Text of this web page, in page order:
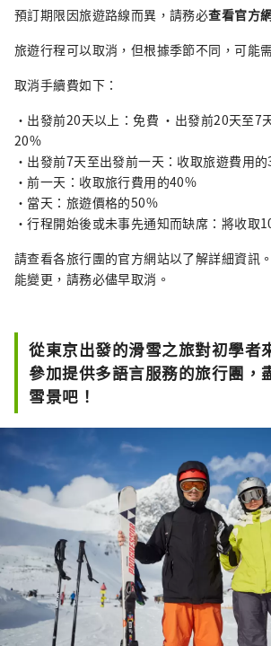
預訂期限因旅遊路線而異，請務必查看官方
旅遊行程可以取消，但根據季節不同，可能
取消手續費如下：
・出發前20天以上：免費 ・出發前20天至7
20%
・出發前7天至出發前一天：收取旅遊費用的
・前一天：收取旅行費用的40%
・當天：旅遊價格的50%
・行程開始後或未事先通知而缺席：將收取
請查看各旅行團的官方網站以了解詳細資訊
能變更，請務必儘早取消。
從東京出發的滑雪之旅對初學者
參加提供多語言服務的旅行團，
雪景吧！